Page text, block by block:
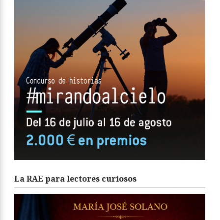
La RAE para lectores curiosos